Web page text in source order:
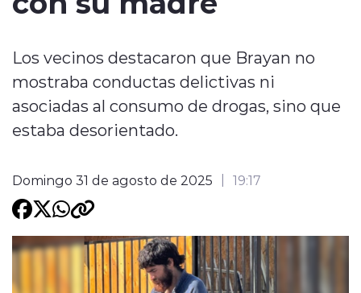
Deportes
Entrevistas
Programacion
modo claro
Los vecinos destacaron que Brayan no
mostraba conductas delictivas ni
asociadas al consumo de drogas, sino que
estaba desorientado.
Domingo 31 de agosto de 2025 19:17